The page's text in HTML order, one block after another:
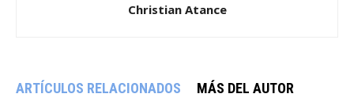
Christian Atance
ARTÍCULOS RELACIONADOS MÁS DEL AUTOR